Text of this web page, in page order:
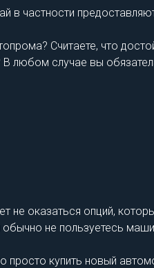
в частности
Считаете, что
любом случае вы
не оказаться опций,
не пользуетесь
просто купить новый